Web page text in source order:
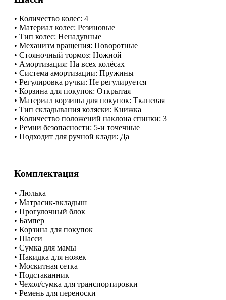
​• Количество колес: 4
​• Материал колес: Резиновые
​• Тип колес: Ненадувные
​• Механизм вращения: Поворотные
​• Стояночный тормоз: Ножной
​• Амортизация: На всех колёсах
​• Система амортизации: Пружины
​• Регулировка ручки: Не регулируется
​• Корзина для покупок: Открытая
​• Материал корзины для покупок: Тканевая
​• Тип складывания коляски: Книжка
​• Количество положений наклона спинки: 3
​• Ремни безопасности: 5-и точечные
​• Подходит для ручной клади: Да
Комплектация
​• Люлька
​• Матрасик-вкладыш
​• Прогулочный блок
​• Бампер
​• Корзина для покупок
​• Шасси
​• Сумка для мамы
​• Накидка для ножек
​• Москитная сетка
​• Подстаканник
​• Чехол/сумка для транспортировки
​• Ремень для переноски